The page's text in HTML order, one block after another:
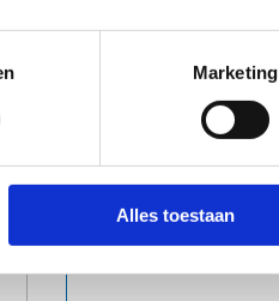
Marketing
Alles toestaan